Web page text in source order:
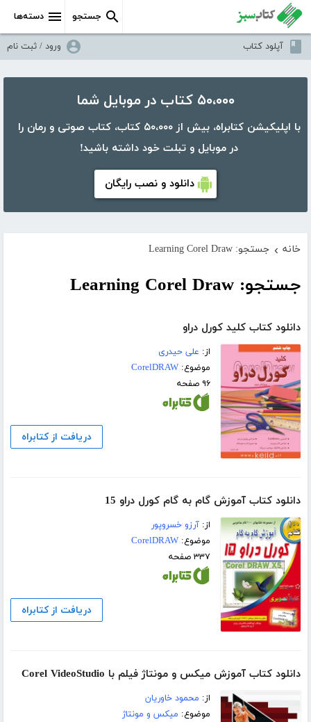
دسته‌ها جستجو
آپلود کتاب ورود / ثبت نام
۵۰،۰۰۰ کتاب در موبایل شما
با اپلیکیشن کتابراه، بیش از ۵۰،۰۰۰ کتاب، کتاب صوتی و رمان را
در موبایل و تبلت خود داشته باشید!
دانلود و نصب رایگان
خانه › جستجو: Learning Corel Draw
جستجو: Learning Corel Draw
دانلود کتاب کلید کورل دراو
از: علی حیدری
موضوع:CorelDRAW
۹۶ صفحه
دریافت از کتابراه
دانلود کتاب آموزش گام به گام کورل دراو 15
از:آرزو خسروپور
موضوع:CorelDRAW
۳۳۷ صفحه
دریافت از کتابراه
دانلود کتاب آموزش میکس و مونتاژ فیلم با Corel VideoStudio
از: محمود خاوریان
موضوع: میکس و مونتاژ